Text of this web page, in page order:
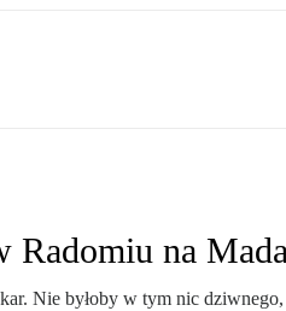
na
Nie byłoby w tym nic